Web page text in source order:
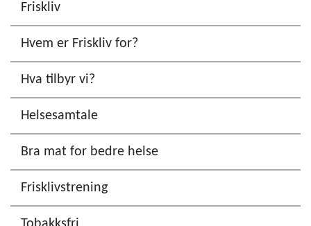
Friskliv
Hvem er Friskliv for?
Hva tilbyr vi?
Helsesamtale
Bra mat for bedre helse
Frisklivstrening